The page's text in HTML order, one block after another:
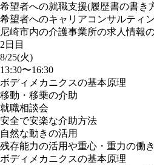
希望者への就職支援(履歴書の書き
希望者へのキャリアコンサルティ
尼崎市内の介護事業所の求人情報
2日目
8/25(火)
13:30〜16:30
ボディメカニクスの基本原理
移動・移乗の介助
就職相談会
安全で安楽な介助方法
自然な動きの活用
残存能力の活用や重心・重力の働
ボディメカニクスの基本原理